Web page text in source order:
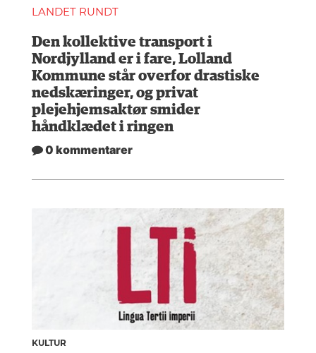
LANDET RUNDT
Den kollektive transport i
Nordjylland er i fare, Lolland
Kommune står overfor drastiske
nedskæringer, og privat
plejehjemsaktør smider
håndklædet i ringen
0 kommentarer
KULTUR